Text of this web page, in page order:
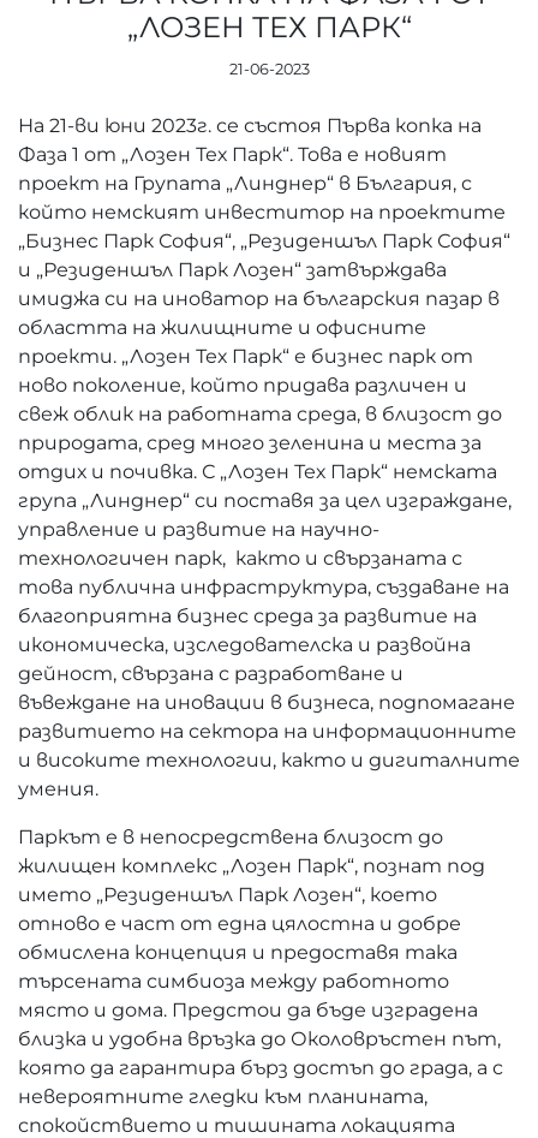
„ЛОЗЕН ТЕХ ПАРК“
21-06-2023
На 21-ви юни 2023г. се състоя Първа копка на
Фаза 1 от „Лозен Тех Парк“. Това е новият
проект на Групата „Линднер“ в България, с
който немският инвеститор на проектите
„Бизнес Парк София“, „Резиденшъл Парк София“
и „Резиденшъл Парк Лозен“ затвърждава
имиджа си на иноватор на българския пазар в
областта на жилищните и офисните
проекти. „Лозен Тех Парк“ е бизнес парк от
ново поколение, който придава различен и
свеж облик на работната среда, в близост до
природата, сред много зеленина и места за
отдих и почивка. С „Лозен Тех Парк“ немската
група „Линднер“ си поставя за цел изграждане,
управление и развитие на научно-
технологичeн парк, както и свързаната с
това публична инфраструктура, създаване на
благоприятна бизнес среда за развитие на
икономическа, изследователска и развойна
дейност, свързана с разработване и
въвеждане на иновации в бизнеса, подпомагане
развитието на сектора на информационните
и високите технологии, както и дигиталните
умения.
Паркът е в непосредствена близост до
жилищен комплекс „Лозен Парк“, познат под
името „Резиденшъл Парк Лозен“, което
отново е част от една цялостна и добре
обмислена концепция и предоставя така
търсената симбиоза между работното
място и дома. Предстои да бъде изградена
близка и удобна връзка до Околовръстен път,
която да гарантира бърз достъп до града, а с
невероятните гледки към планината,
спокойствието и тишината локацията